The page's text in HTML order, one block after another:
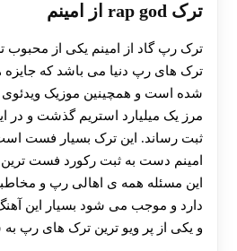
ترک rap god از امینم
ترک رپ گاد از امینم یکی از محبوب
ترک های رپ دنیا می باشد که جایزه
شده است و همچینین موزیک ویدئوی
مرز یک میلیارد استریم گذشت و در
ثبت رساند. این ترک بسیار فست
امینم دست به ثبت رکورد فست
این مسئله همه ی اهالی رپ و
دارد و موجب می شود بسیار این
و یکی از پر ویو ترین ترک های رپ به